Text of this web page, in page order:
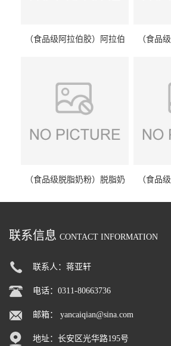
（食品级阿拉伯胶）阿拉伯
（食品
（食品级脱脂奶粉）脱脂奶
（食品
联系信息 CONTACT INFORMATION
联系人：蒋亚轩
电话：0311-80663736
邮箱： yancaiqian@sina.com
地址：长安区光华路195号